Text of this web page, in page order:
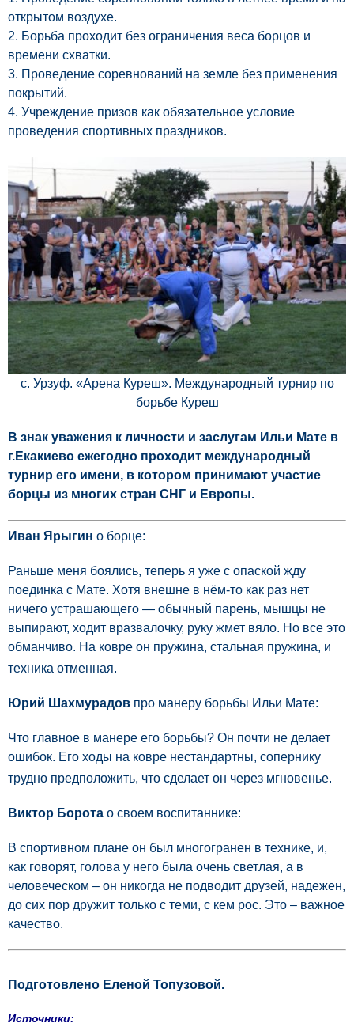
открытом воздухе.
2. Борьба проходит без ограничения веса борцов и
времени схватки.
3. Проведение соревнований на земле без применения
покрытий.
4. Учреждение призов как обязательное условие
проведения спортивных праздников.
с. Урзуф. «Арена Куреш». Международный турнир по
борьбе Куреш
В знак уважения к личности и заслугам Ильи Мате в
г.Екакиево ежегодно проходит международный
турнир его имени, в котором принимают участие
борцы из многих стран СНГ и Европы.
Иван Ярыгин о борце:
Раньше меня боялись, теперь я уже с опаской жду
поединка с Мате. Хотя внешне в нём-то как раз нет
ничего устрашающего — обычный парень, мышцы не
выпирают, ходит вразвалочку, руку жмет вяло. Но все это
обманчиво. На ковре он пружина, стальная пружина, и
техника отменная.
Юрий Шахмурадов про манеру борьбы Ильи Мате:
Что главное в манере его борьбы? Он почти не делает
ошибок. Его ходы на ковре нестандартны, сопернику
трудно предположить, что сделает он через мгновенье.
Виктор Борота о своем воспитаннике:
В спортивном плане он был многогранен в технике, и,
как говорят, голова у него была очень светлая, а в
человеческом – он никогда не подводит друзей, надежен,
до сих пор дружит только с теми, с кем рос. Это – важное
качество.
Подготовлено Еленой Топузовой.
Источники: